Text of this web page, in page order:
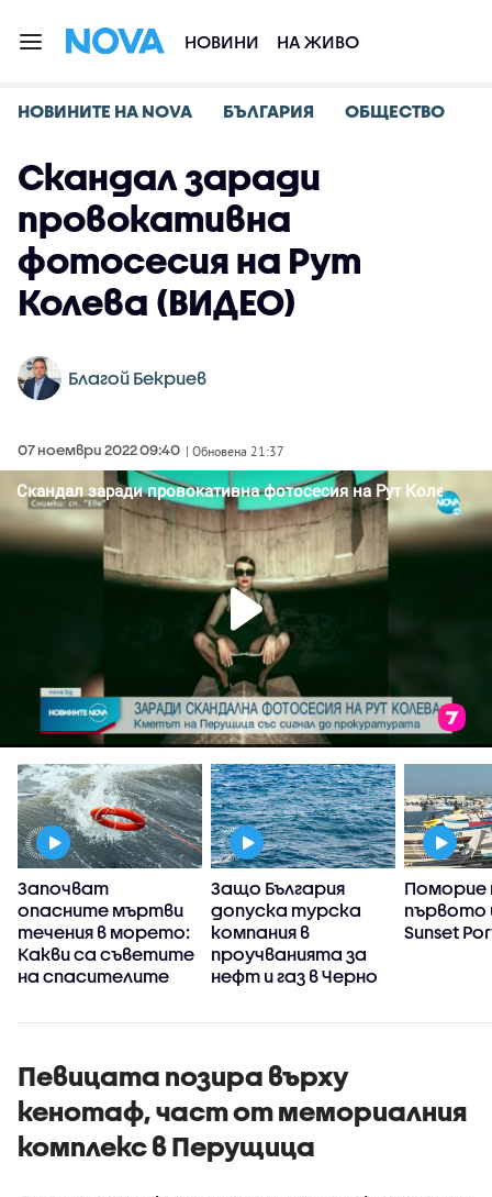
НОВИНИ НА ЖИВО
НОВИНИТЕ НА NOVA БЪЛГАРИЯ ОБЩЕСТВО
Скандал заради
провокативна
фотосесия на Рут
Колева (ВИДЕО)
Благой Бекриев
07 ноември 2022 09:40 | Обновена 21:37
Започват
опасните мъртви
течения в морето:
Какви са съветите
на спасителите
Защо България
допуска турска
компания в
проучванията за
нефт и газ в Черно
първото
Sunset
Певицата позира върху
кенотаф, част от мемориалния
комплекс в Перущица